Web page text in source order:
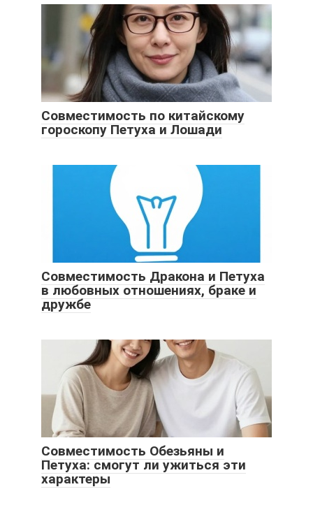
Совместимость по китайскому
гороскопу Петуха и Лошади
Совместимость Дракона и Петуха
в любовных отношениях, браке и
дружбе
Совместимость Обезьяны и
Петуха: смогут ли ужиться эти
характеры